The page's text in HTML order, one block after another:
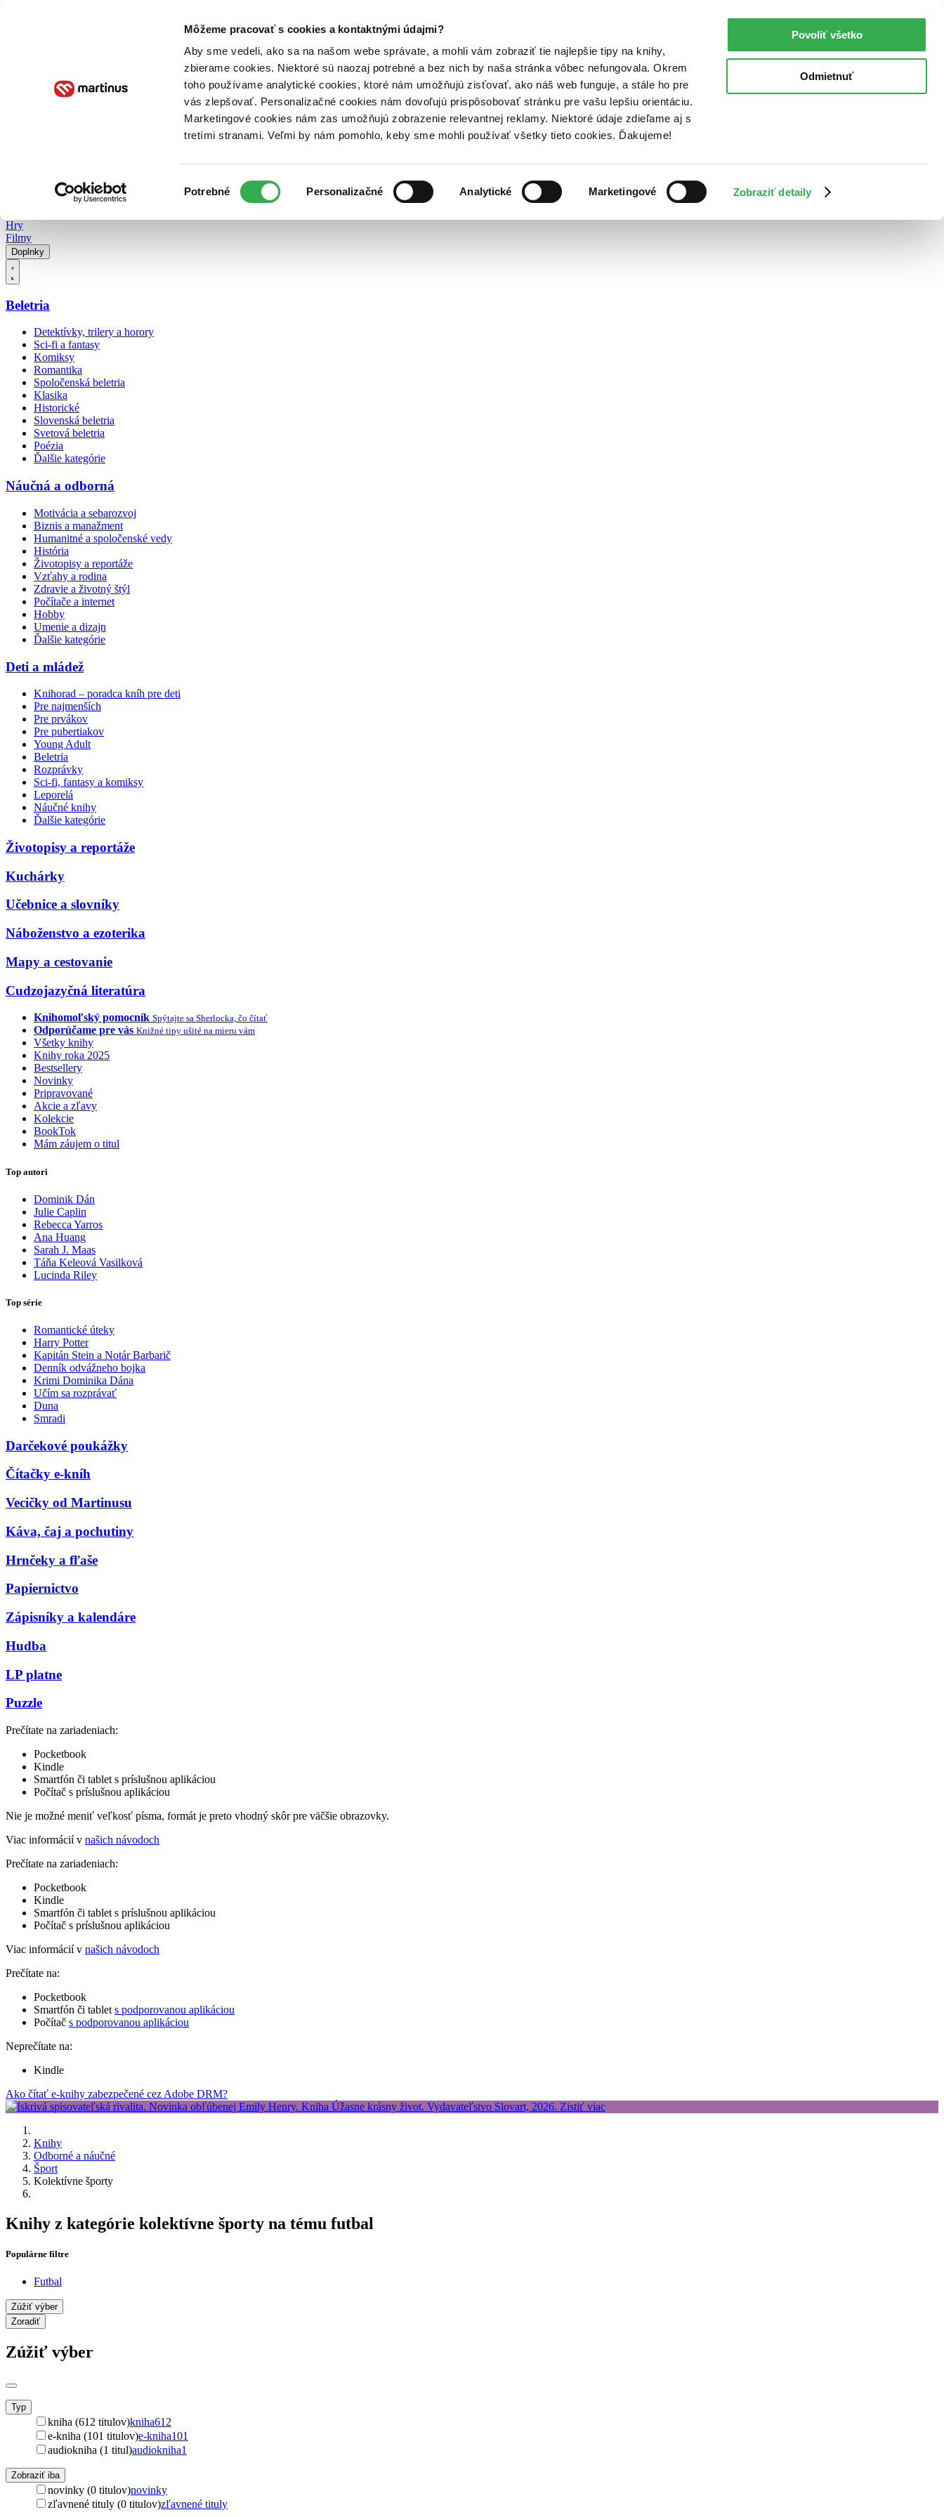
Môžeme pracovať s cookies a kontaktnými údajmi?
Aby sme vedeli, ako sa na našom webe správate, a mohli vám zobraziť tie najlepšie tipy na knihy,
zbierame cookies. Niektoré sú naozaj potrebné a bez nich by naša stránka vôbec nefungovala. Okrem
toho používame analytické cookies, ktoré nám umožňujú zisťovať, ako náš web funguje, a stále ho pre
vás zlepšovať. Personalizačné cookies nám dovoľujú prispôsobovať stránku pre vašu lepšiu orientáciu.
Marketingové cookies nám zas umožňujú zobrazenie relevantnej reklamy. Niektoré údaje zdieľame aj s
tretími stranami. Veľmi by nám pomohlo, keby sme mohli používať všetky tieto cookies. Ďakujeme!
súhlasu
Potrebné Personalizačné Analytické Marketingové Zobraziť detaily
Povoliť všetko
Odmietnuť
Poukážky Kontakt
Hry
Filmy
Doplnky
Beletria
Detektívky, trilery a horory
Sci-fi a fantasy
Komiksy
Romantika
Spoločenská beletria
Klasika
Historické
Slovenská beletria
Svetová beletria
Poézia
Ďalšie kategórie
Náučná a odborná
Motivácia a sebarozvoj
Biznis a manažment
Humanitné a spoločenské vedy
História
Životopisy a reportáže
Vzťahy a rodina
Zdravie a životný štýl
Počítače a internet
Hobby
Umenie a dizajn
Ďalšie kategórie
Deti a mládež
Knihorad – poradca kníh pre deti
Pre najmenších
Pre prvákov
Pre pubertiakov
Young Adult
Beletria
Rozprávky
Sci-fi, fantasy a komiksy
Leporelá
Náučné knihy
Ďalšie kategórie
Životopisy a reportáže
Kuchárky
Učebnice a slovníky
Náboženstvo a ezoterika
Mapy a cestovanie
Cudzojazyčná literatúra
Knihomoľský pomocník Spýtajte sa Sherlocka, čo čítať
Odporúčame pre vás Knižné tipy ušité na mieru vám
Všetky knihy
Knihy roka 2025
Bestsellery
Novinky
Pripravované
Akcie a zľavy
Kolekcie
BookTok
Mám záujem o titul
Top autori
Dominik Dán
Julie Caplin
Rebecca Yarros
Ana Huang
Sarah J. Maas
Táňa Keleová Vasilková
Lucinda Riley
Top série
Romantické úteky
Harry Potter
Kapitán Stein a Notár Barbarič
Denník odvážneho bojka
Krimi Dominika Dána
Učím sa rozprávať
Duna
Smradi
Darčekové poukážky
Čítačky e-kníh
Vecičky od Martinusu
Káva, čaj a pochutiny
Hrnčeky a fľaše
Papiernictvo
Zápisníky a kalendáre
Hudba
LP platne
Puzzle
Prečítate na zariadeniach:
Pocketbook
Kindle
Smartfón či tablet s príslušnou aplikáciou
Počítač s príslušnou aplikáciou
Nie je možné meniť veľkosť písma, formát je preto vhodný skôr pre väčšie obrazovky.
Viac informácií v našich návodoch
Prečítate na zariadeniach:
Pocketbook
Kindle
Smartfón či tablet s príslušnou aplikáciou
Počítač s príslušnou aplikáciou
Viac informácií v našich návodoch
Prečítate na:
Pocketbook
Smartfón či tablet s podporovanou aplikáciou
Počítač s podporovanou aplikáciou
Neprečítate na:
Kindle
Ako čítať e-knihy zabezpečené cez Adobe DRM?
Knihy
Odborné a náučné
Šport
Kolektívne športy
Knihy z kategórie kolektívne športy na tému futbal
Populárne filtre
Futbal
Zúžiť výber
Zoradiť
Zúžiť výber
Typ
kniha (612 titulov)kniha612
e-kniha (101 titulov)e-kniha101
audiokniha (1 titul)audiokniha1
Zobraziť iba
novinky (0 titulov)novinky
zľavnené tituly (0 titulov)zľavnené tituly